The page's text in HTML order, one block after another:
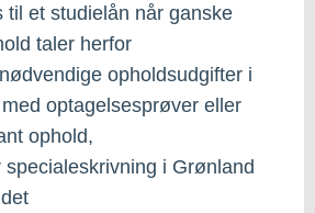
til et studielån når ganske
taler herfor
opholdsudgifter i
optagelsesprøver eller
ophold,
specialeskrivning i Grønland